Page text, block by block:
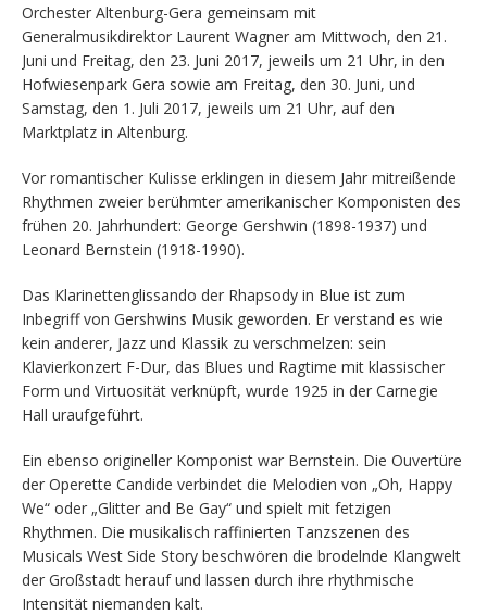
Orchester Altenburg-Gera gemeinsam mit
Generalmusikdirektor Laurent Wagner am Mittwoch, den 21.
Juni und Freitag, den 23. Juni 2017, jeweils um 21 Uhr, in den
Hofwiesenpark Gera sowie am Freitag, den 30. Juni, und
Samstag, den 1. Juli 2017, jeweils um 21 Uhr, auf den
Marktplatz in Altenburg.
Vor romantischer Kulisse erklingen in diesem Jahr mitreißende
Rhythmen zweier berühmter amerikanischer Komponisten des
frühen 20. Jahrhundert: George Gershwin (1898-1937) und
Leonard Bernstein (1918-1990).
Das Klarinettenglissando der Rhapsody in Blue ist zum
Inbegriff von Gershwins Musik geworden. Er verstand es wie
kein anderer, Jazz und Klassik zu verschmelzen: sein
Klavierkonzert F-Dur, das Blues und Ragtime mit klassischer
Form und Virtuosität verknüpft, wurde 1925 in der Carnegie
Hall uraufgeführt.
Ein ebenso origineller Komponist war Bernstein. Die Ouvertüre
der Operette Candide verbindet die Melodien von „Oh, Happy
We“ oder „Glitter and Be Gay“ und spielt mit fetzigen
Rhythmen. Die musikalisch raffinierten Tanzszenen des
Musicals West Side Story beschwören die brodelnde Klangwelt
der Großstadt herauf und lassen durch ihre rhythmische
Intensität niemanden kalt.